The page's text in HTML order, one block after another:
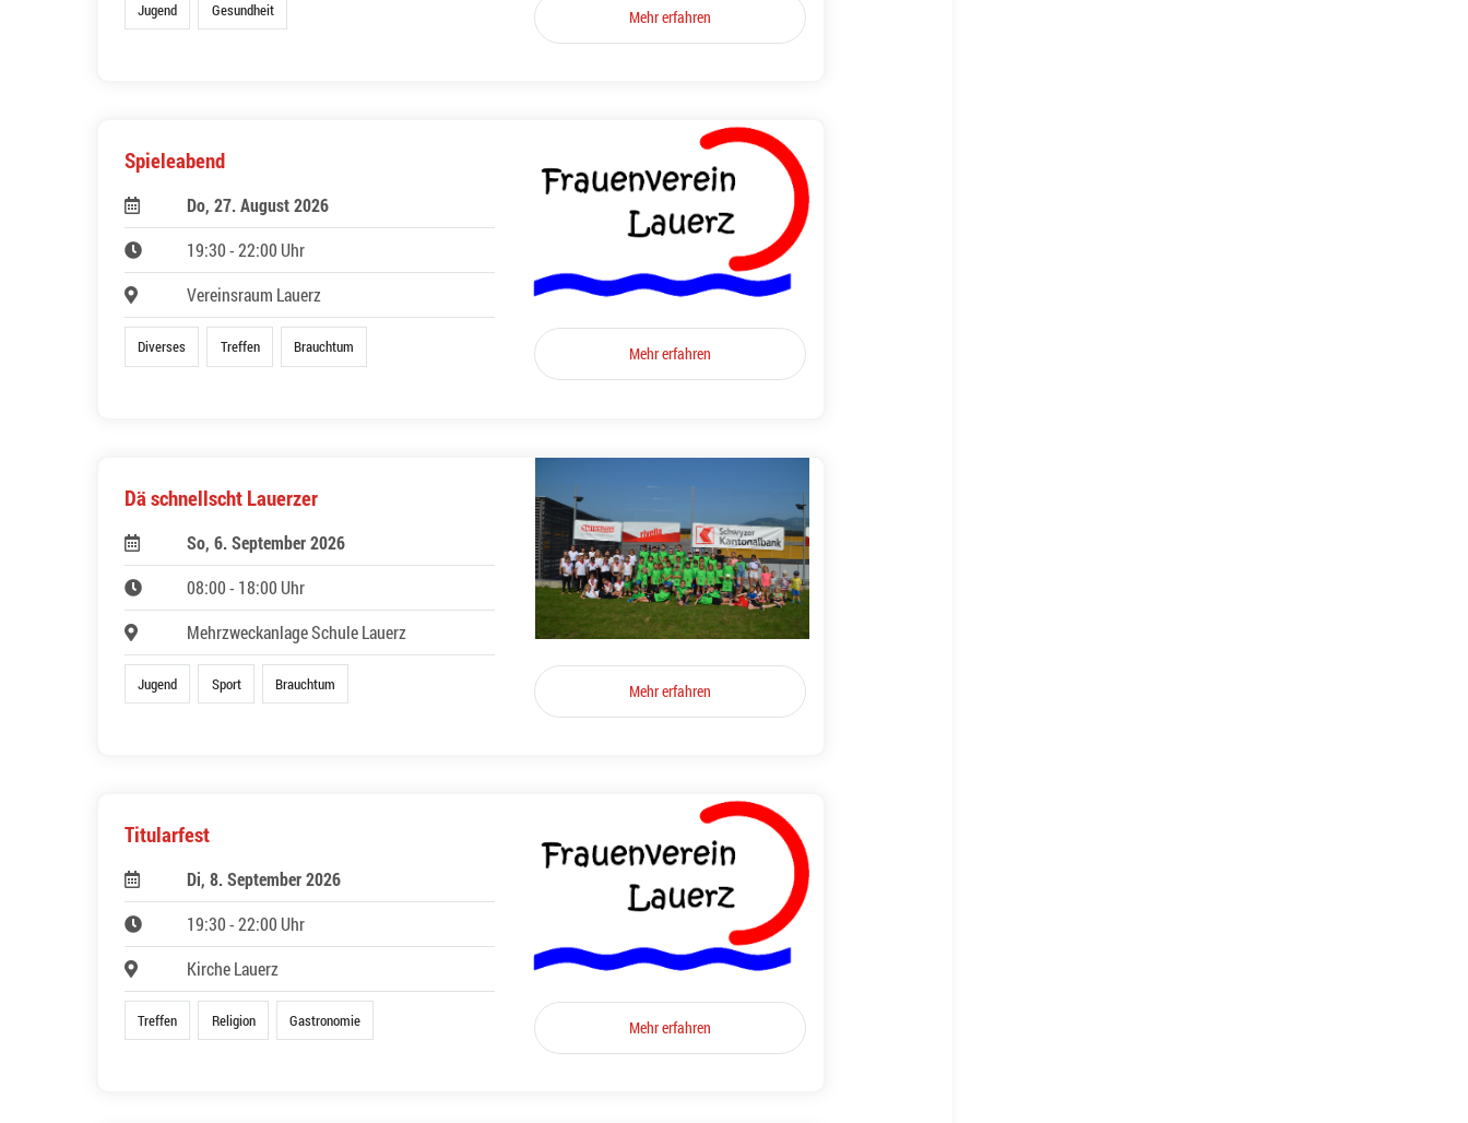
Jugend Gesundheit Mehr erfahren
Spieleabend
Do, 27. August 2026
19:30 - 22:00 Uhr
Vereinsraum Lauerz
Diverses Treffen Brauchtum Mehr erfahren
Dä schnellscht Lauerzer
So, 6. September 2026
08:00 - 18:00 Uhr
Mehrzweckanlage Schule Lauerz
Jugend Sport Brauchtum Mehr erfahren
Titularfest
Di, 8. September 2026
19:30 - 22:00 Uhr
Kirche Lauerz
Treffen Religion Gastronomie Mehr erfahren